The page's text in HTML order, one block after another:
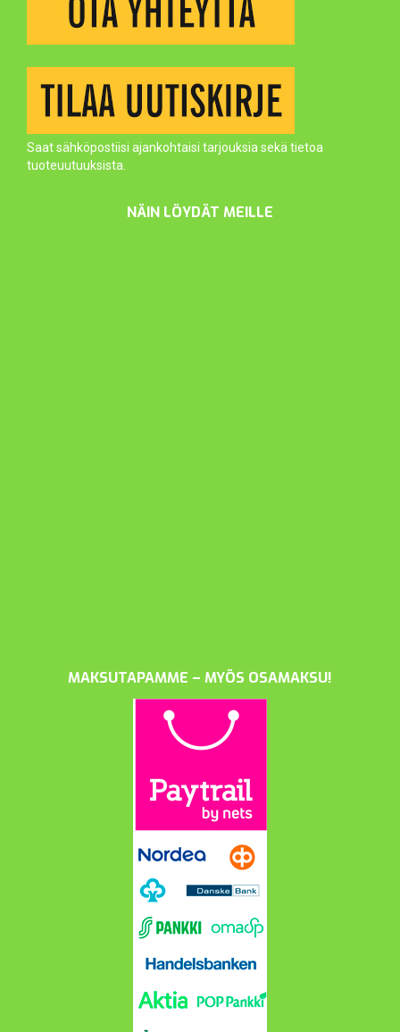
Saat sähköpostiisi ajankohtaisi tarjouksia sekä tietoa
tuoteuutuuksista.
NÄIN LÖYDÄT MEILLE
MAKSUTAPAMME – MYÖS OSAMAKSU!